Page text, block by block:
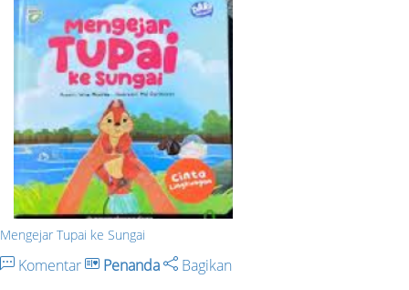
Mengejar Tupai ke Sungai
Komentar Penanda Bagikan